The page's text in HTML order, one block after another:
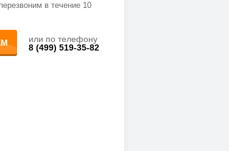
в течение 10
или по телефону
8 (499) 519-35-82